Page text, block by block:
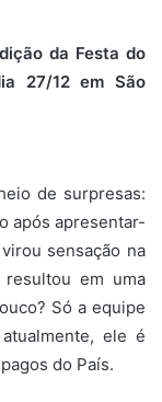
da Festa do
27/12 em São
de surpresas:
após apresentar-
sensação na
em uma
Só a equipe
ele é
do País.